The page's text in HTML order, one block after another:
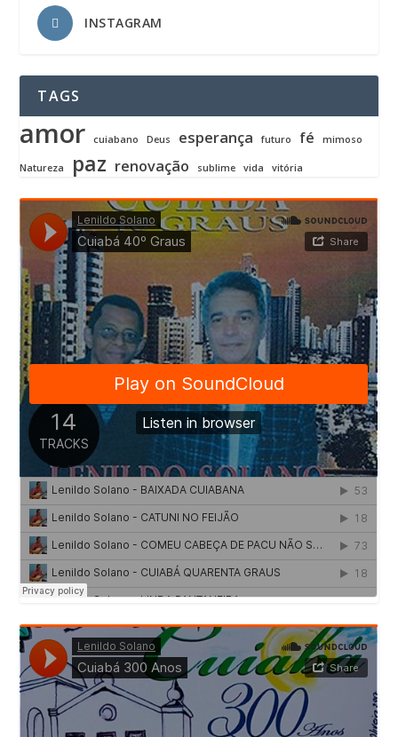
INSTAGRAM
TAGS
amor cuiabano Deus esperança futuro fé mimoso
Natureza paz renovação sublime vida vitória